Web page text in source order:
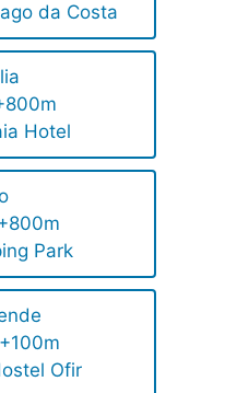
da Costa
Hotel
Park
Ofir